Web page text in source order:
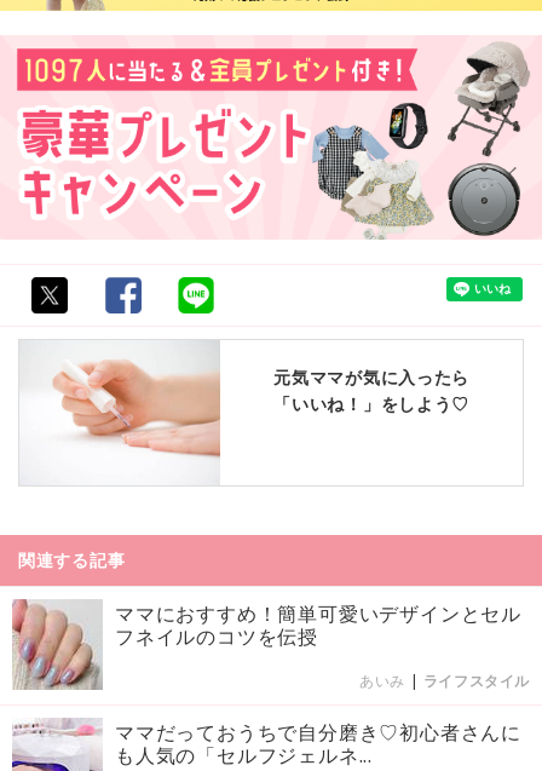
元気ママが気に入ったら
「いいね！」をしよう♡
関連する記事
ママにおすすめ！簡単可愛いデザインとセル
フネイルのコツを伝授
あいみ | ライフスタイル
ママだっておうちで自分磨き♡初心者さんに
も人気の「セルフジェルネ...